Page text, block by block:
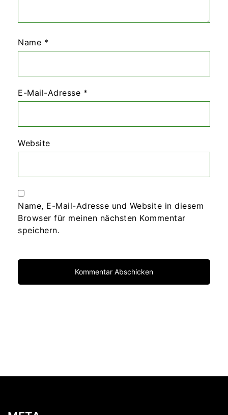
Name *
E-Mail-Adresse *
Website
Name, E-Mail-Adresse und Website in diesem
Browser für meinen nächsten Kommentar
speichern.